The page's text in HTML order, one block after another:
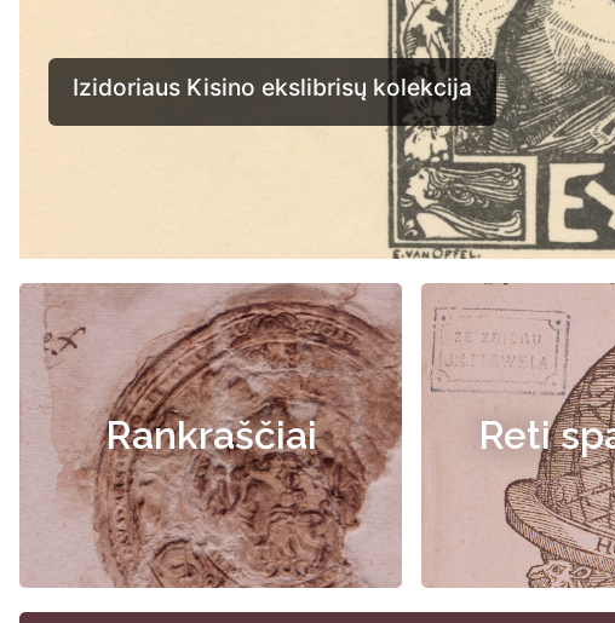
Rankraščiai Reti